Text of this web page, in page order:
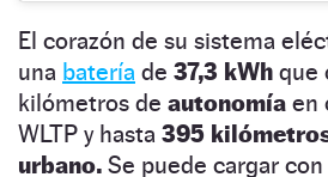
El corazón de su sistema
una batería de 37,3 kWh que
kilómetros de autonomía en
WLTP y hasta 395
urbano. Se puede cargar